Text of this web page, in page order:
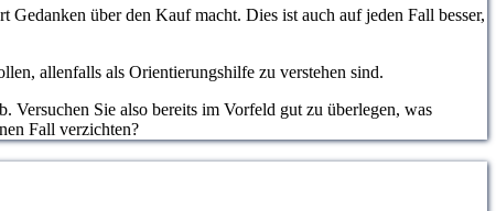
über den Kauf macht. Dies ist auch auf jeden Fall besser,
allenfalls als Orientierungshilfe zu verstehen sind.
Versuchen Sie also bereits im Vorfeld gut zu überlegen, was
Fall verzichten?